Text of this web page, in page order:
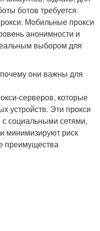
ботов требуется
Мобильные прокси
анонимности и
выбором для
они важны для
серверов, которые
устройств. Эти прокси
социальными сетями,
минимизируют риск
преимущества